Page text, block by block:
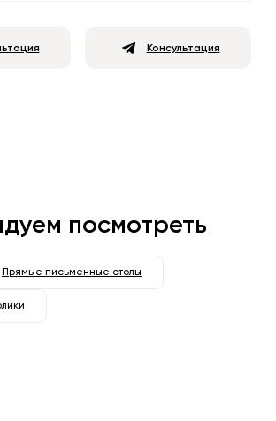
Консультация
посмотреть
Прямые письменные столы